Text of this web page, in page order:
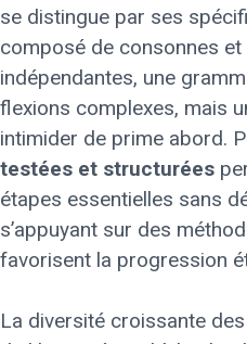
se distingue par ses
composé de consonnes et
indépendantes, une
flexions complexes, mais
intimider de prime abord.
testées et structurées
étapes essentielles sans
s’appuyant sur des
favorisent la progression
La diversité croissante